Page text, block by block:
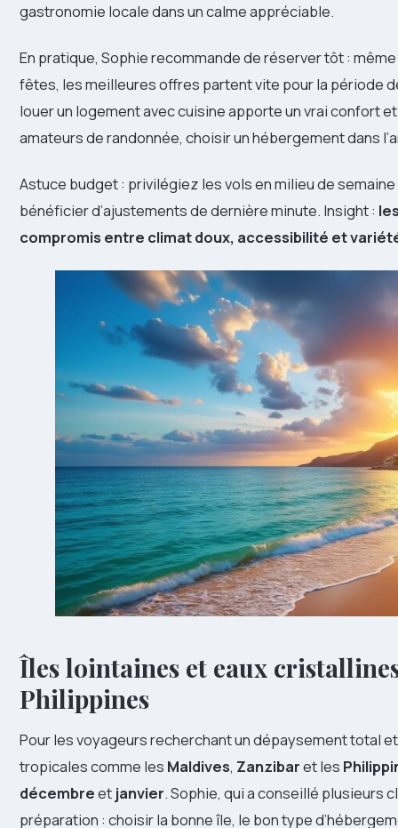
gastronomie locale dans un calme appréciable.
En pratique, Sophie recommande de réserver tôt :
fêtes, les meilleures offres partent vite pour la période
louer un logement avec cuisine apporte un vrai confort
amateurs de randonnée, choisir un hébergement dans
Astuce budget : privilégiez les vols en milieu de
bénéficier d’ajustements de dernière minute. Insight :
compromis entre climat doux, accessibilité et
Îles lointaines et eaux
Philippines
Pour les voyageurs recherchant un dépaysement total
tropicales comme les Maldives, Zanzibaret les
décembreet janvier. Sophie, qui a conseillé plusieurs
préparation : choisir la bonne île, le bon type